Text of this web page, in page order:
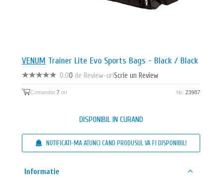
VENUM Trainer Lite Evo Sports Bags - Black / Black
0.00 de Review-uriScrie un Review
Comandat 7ori №: 23987
DISPONIBIL IN CURAND
NOTIFICATI-MA ATUNCI CAND PRODUSUL VA FI DISPONIBIL!
Informatie